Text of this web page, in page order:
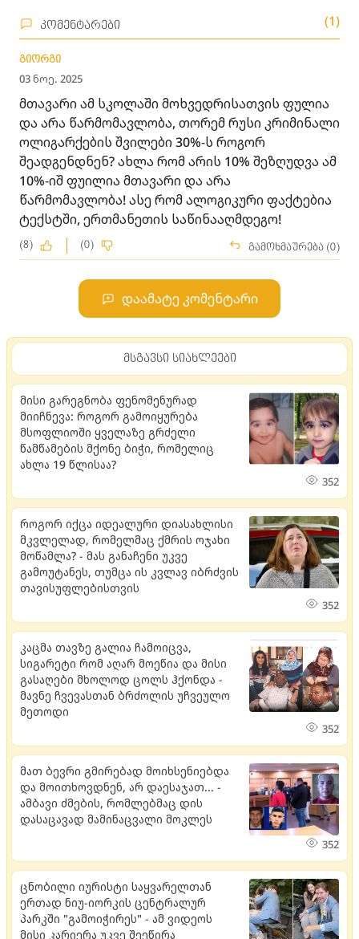
კომენტარები (1)
გიორგი
03 ნოე. 2025
მთავარი ამ სკოლაში მოხვედრისათვის ფულია
და არა წარმომავლობა, თორემ რუსი კრიმინალი
ოლიგარქების შვილები 30%-ს როგორ
შეადგენდნენ? ახლა რომ არის 10% შეზღუდვა ამ
10%-იშ ფუილია მთავარი და არა
წარმომავლობა! ასე რომ ალოგიკური ფაქტებია
ტექსტში, ერთმანეთის საწინააღმდეგო!
(8) (0) გამოხმაურება (0)
დაამატე კომენტარი
მსგავსი სიახლეები
მისი გარეგნობა ფენომენურად
მიიჩნევა: როგორ გამოიყურება
მსოფლიოში ყველაზე გრძელი
წამწამების მქონე ბიჭი, რომელიც
ახლა 19 წლისაა?
352
როგორ იქცა იდეალური დიასახლისი
მკვლელად, რომელმაც ქმრის ოჯახი
მოწამლა? - მას განაჩენი უკვე
გამოუტანეს, თუმცა ის კვლავ იბრძვის
თავისუფლებისთვის
352
კაცმა თავზე გალია ჩამოიცვა,
სიგარეტი რომ აღარ მოეწია და მისი
გასაღები მხოლოდ ცოლს ჰქონდა -
მავნე ჩვევასთან ბრძოლის უჩვეულო
მეთოდი
352
მათ ბევრი გმირებად მოიხსენიებდა
და მოითხოვდნენ, არ დაესაჯათ... -
ამბავი ძმების, რომლებმაც დის
დასაცავად მამინაცვალი მოკლეს
352
ცნობილი იურისტი საყვარელთან
ერთად ნიუ-იორკის ცენტრალურ
პარკში "გამოიჭირეს" - ამ ვიდეოს
მისი კარიერა უკვე შეეწირა